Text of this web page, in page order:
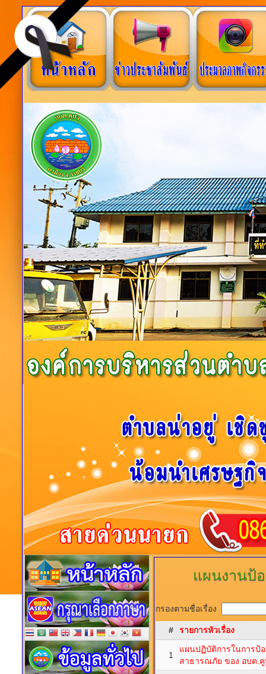
แผนงานป้
กรองตามชื่อเรื่อง
# รายการหัวเรื่อง
1
แผนปฏิบัติการในการป้
สาธารณภัย ของ อบต.